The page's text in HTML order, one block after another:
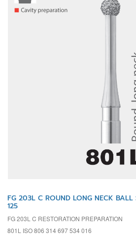
FG 203L C ROUND LONG NECK
125
FG 203L C RESTORATION PREPARATION
801L ISO 806 314 697 534 016